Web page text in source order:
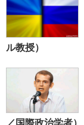
ル教授）
／国際政治学者）